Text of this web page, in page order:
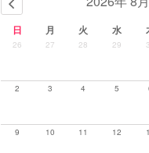
日 月 火 水
26 27 28 29
2 3 4 5
9 10 11 12